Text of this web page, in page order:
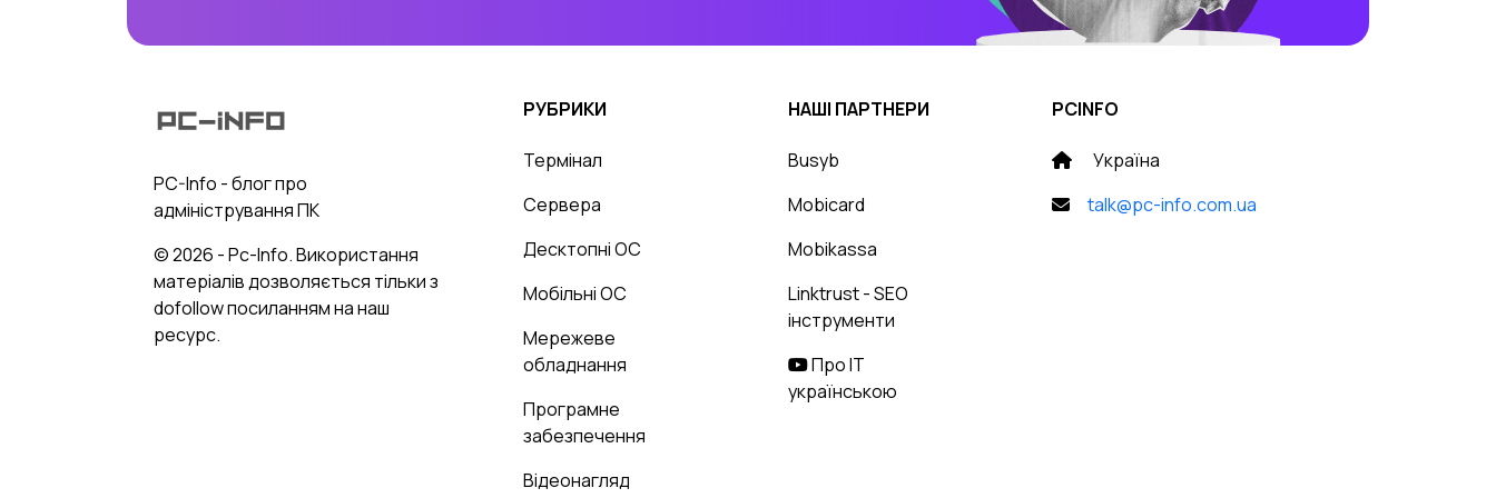
PC-Info - блог про
адміністрування ПК
© 2026 - Pc-Info. Використання
матеріалів дозволяється тільки з
dofollow посиланням на наш
ресурс.
РУБРИКИ
Термінал
Сервера
Десктопні ОС
Мобільні ОС
Мережеве
обладнання
Програмне
забезпечення
Відеонагляд
НАШІ ПАРТНЕРИ
Busyb
Mobicard
Mobikassa
Linktrust - SEO
інструменти
Про IT
українською
PCINFO
Україна
talk@pc-info.com.ua